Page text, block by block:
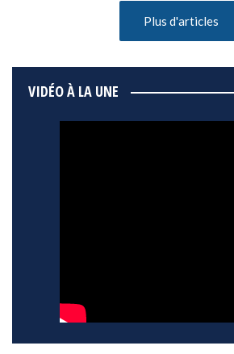
Plus d'articles
VIDÉO À LA UNE